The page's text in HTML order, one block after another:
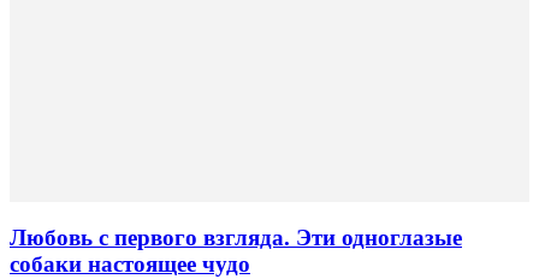
Любовь с первого взгляда. Эти одноглазые
собаки настоящее чудо